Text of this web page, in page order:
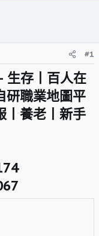
#1
生存丨百人在
研職業地圖平
丨養老丨新手